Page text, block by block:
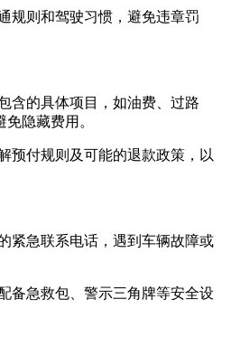
规则和驾驶习惯，避免违章罚
含的具体项目，如油费、过路
隐藏费用。
预付规则及可能的退款政策，以
紧急联系电话，遇到车辆故障或
备急救包、警示三角牌等安全设